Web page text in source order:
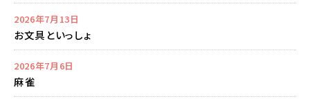
2026年7月13日
お文具といっしょ
2026年7月6日
麻雀